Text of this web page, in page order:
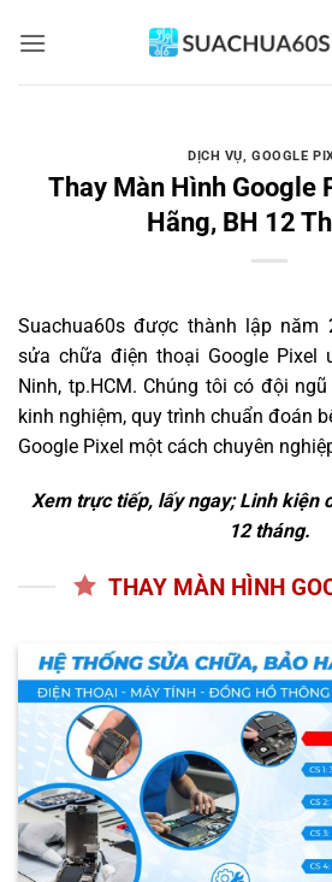
qua
DỊCH VỤ,GOOGLE
Thay Màn Hình Google
Hãng, BH 12
Suachua60s được thành lập năm
sửa chữa điện thoại Google Pixel
Ninh, tp.HCM. Chúng tôi có đội
kinh nghiệm, quy trình chuẩn đoán
Google Pixel một cách chuyên
Xem trực tiếp, lấy ngay; Linh kiện
12 tháng.
THAY MÀN HÌNH